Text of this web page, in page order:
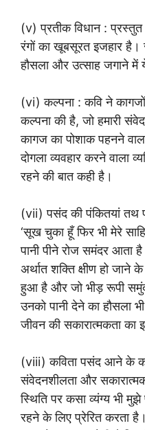
(v) प्रतीक विधान :
रंगों का खूबसूरत इजहार है।
हौसला और उत्साह जगाने
(vi) कल्पना : कवि ने
कल्पना की है, जो हमारी
कागज का पोशाक पहनने
दोगला व्यवहार करने वाला
रहने की बात कही है।
(vii) पसंद की पंकितयां तथ
‘सूख चुका हूँ फिर भी मेरे
पानी पीने रोज समंदर आता
अर्थात शक्ति क्षीण हो जाने
हुआ है और जो भीड़ रूपी
उनको पानी देने का हौसला
जीवन की सकारात्मकता का
(viii) कविता पसंद आने के
संवेदनशीलता और
स्थिति पर कसा व्यंग्य भी
रहने के लिए प्रेरित करता